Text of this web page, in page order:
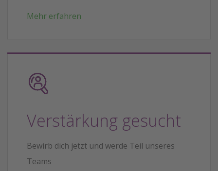
Mehr erfahren
Verstärkung gesucht
Bewirb dich jetzt und werde Teil unseres
Teams